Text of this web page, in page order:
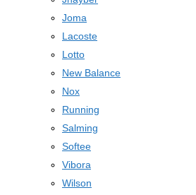
Joma
Lacoste
Lotto
New Balance
Nox
Running
Salming
Softee
Vibora
Wilson